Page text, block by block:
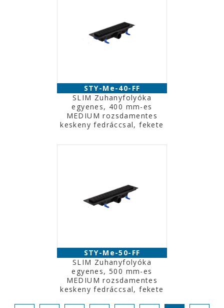
STY-Me-40-FF
SLIM Zuhanyfolyóka
egyenes, 400 mm-es
MEDIUM rozsdamentes
keskeny fedráccsal, fekete
STY-Me-50-FF
SLIM Zuhanyfolyóka
egyenes, 500 mm-es
MEDIUM rozsdamentes
keskeny fedráccsal, fekete